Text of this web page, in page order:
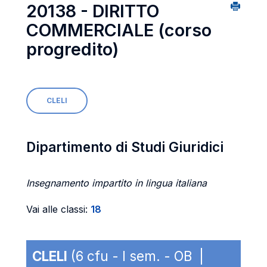
20138 - DIRITTO
COMMERCIALE (corso
progredito)
CLELI
Dipartimento di Studi Giuridici
Insegnamento impartito in lingua italiana
Vai alle classi: 18
CLELI (6 cfu - I sem. - OB |